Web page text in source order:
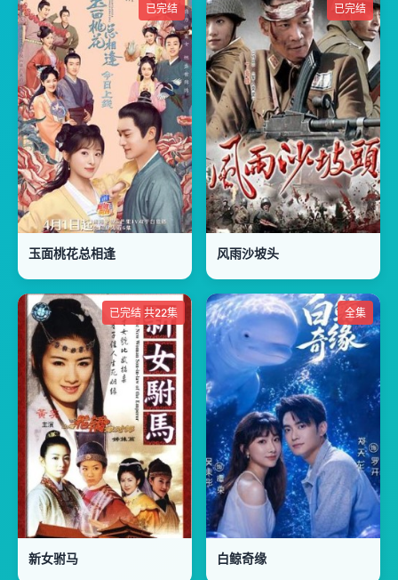
已完结
玉面桃花总相逢
已完结
风雨沙坡头
已完结 共22集
新女驸马
全集
白鲸奇缘